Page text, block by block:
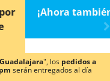
Daclic aquí
", los pedidos a
serán entregados al día